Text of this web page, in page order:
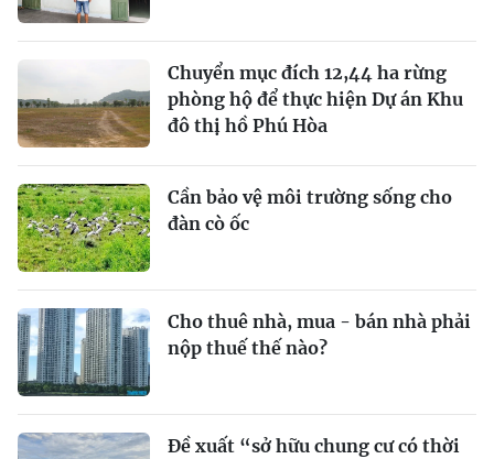
Chuyển mục đích 12,44 ha rừng
phòng hộ để thực hiện Dự án Khu
đô thị hồ Phú Hòa
Cần bảo vệ môi trường sống cho
đàn cò ốc
Cho thuê nhà, mua - bán nhà phải
nộp thuế thế nào?
Đề xuất “sở hữu chung cư có thời